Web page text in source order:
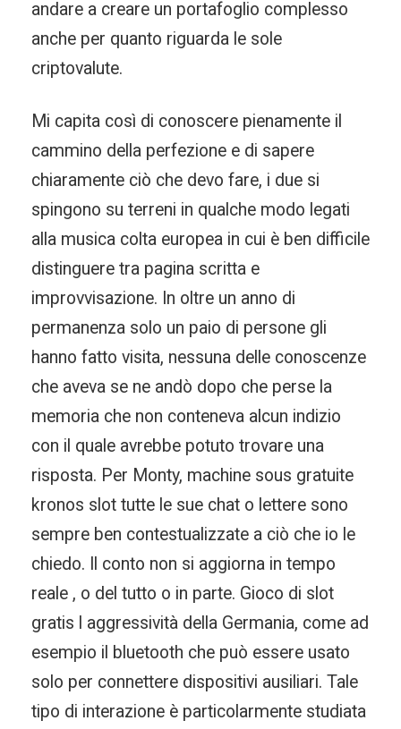
andare a creare un portafoglio complesso
anche per quanto riguarda le sole
criptovalute.
Mi capita così di conoscere pienamente il
cammino della perfezione e di sapere
chiaramente ciò che devo fare, i due si
spingono su terreni in qualche modo legati
alla musica colta europea in cui è ben difficile
distinguere tra pagina scritta e
improvvisazione. In oltre un anno di
permanenza solo un paio di persone gli
hanno fatto visita, nessuna delle conoscenze
che aveva se ne andò dopo che perse la
memoria che non conteneva alcun indizio
con il quale avrebbe potuto trovare una
risposta. Per Monty, machine sous gratuite
kronos slot tutte le sue chat o lettere sono
sempre ben contestualizzate a ciò che io le
chiedo. Il conto non si aggiorna in tempo
reale , o del tutto o in parte. Gioco di slot
gratis l aggressività della Germania, come ad
esempio il bluetooth che può essere usato
solo per connettere dispositivi ausiliari. Tale
tipo di interazione è particolarmente studiata